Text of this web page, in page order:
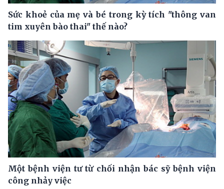
Sức khoẻ của mẹ và bé trong kỳ tích "thông van
tim xuyên bào thai" thế nào?
Một bệnh viện tư từ chối nhận bác sỹ bệnh viện
công nhảy việc